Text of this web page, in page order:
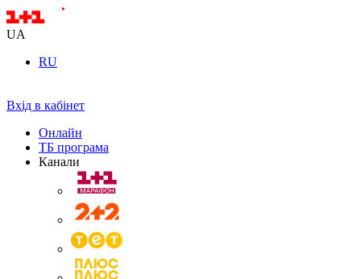
UA
RU
Вхід в кабінет
Онлайн
ТБ програма
Канали